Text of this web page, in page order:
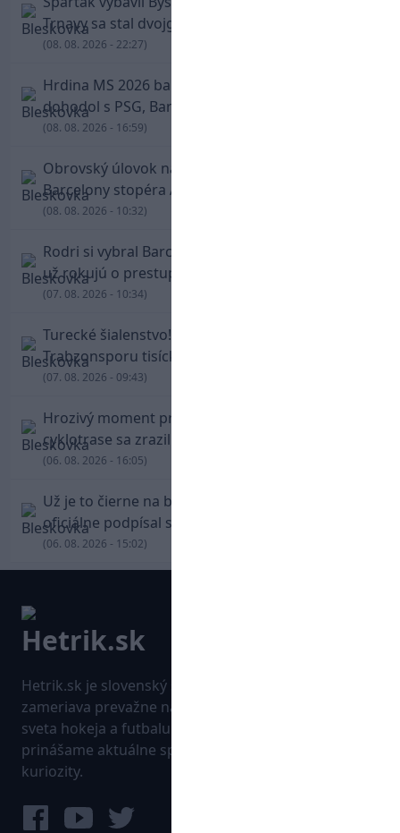
Trnavy sa stal dvojgólový Polťák
(08. 08. 2026 - 22:27)
Hrdina MS 2026 balí kufre! Ferran Torres sa
dohodol s PSG, Barcelona mu brániť nebude
(08. 08. 2026 - 16:59)
Obrovský úlovok na Anfielde: Liverpool získal z
Barcelony stopéra Arauja
(08. 08. 2026 - 10:32)
Rodri si vybral Barcelonu a odmietol Real. Kluby
už rokujú o prestupovej čiastke
(07. 08. 2026 - 10:34)
Turecké šialenstvo! Salaha vítali na štadióne
Trabzonsporu tisícky fanúšikov
(07. 08. 2026 - 09:43)
Hrozivý moment pre Zdena Cháru! Na
cyklotrase sa zrazil s bežcom
(06. 08. 2026 - 16:05)
Už je to čierne na bielom: Mohamed Salah
oficiálne podpísal s Trabzonsporom
(06. 08. 2026 - 15:02)
Hetrik.sk je slovenský športový portál, ktorý sa
zameriava prevažne na najnovšie informácie zo
sveta hokeja a futbalu. Pravidelne na dennej báze
prinášame aktuálne správy, góly, zaujímavosti a
kuriozity.